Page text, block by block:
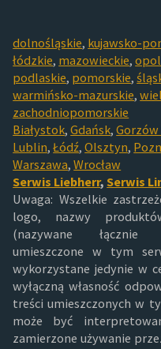
dolnośląskie, kujawsko-
łódzkie, mazowieckie,
podlaskie, pomorskie,
warmińsko-mazurskie,
zachodniopomorskie
Białystok,Gdańsk,
Lublin,Łódź,Olsztyn,
Warszawa,Wrocław
Serwis Liebherr,Serwis
Uwaga: Wszelkie
logo, nazwy
(nazywane łącznie
umieszczone w tym
wykorzystane jedynie w
wyłączną własność
treści umieszczonych w
może być
zamierzone używanie